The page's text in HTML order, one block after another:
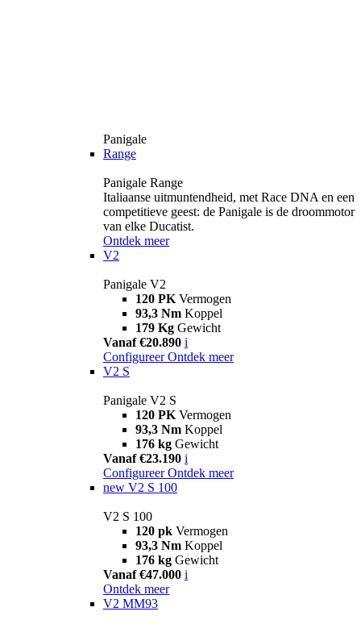
Panigale
Range
Panigale Range
Italiaanse uitmuntendheid, met Race DNA en een
competitieve geest: de Panigale is de droommotor
van elke Ducatist.
Ontdek meer
V2
Panigale V2
120 PK Vermogen
93,3 Nm Koppel
179 Kg Gewicht
Vanaf €20.890 i
Configureer Ontdek meer
V2 S
Panigale V2 S
120 PK Vermogen
93,3 Nm Koppel
176 kg Gewicht
Vanaf €23.190 i
Configureer Ontdek meer
new V2 S 100
V2 S 100
120 pk Vermogen
93,3 Nm Koppel
176 kg Gewicht
Vanaf €47.000 i
Ontdek meer
V2 MM93